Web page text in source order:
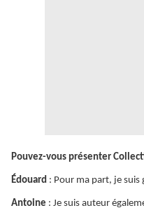
Pouvez-vous présenter
Édouard : Pour ma part, je
Antoine : Je suis auteur